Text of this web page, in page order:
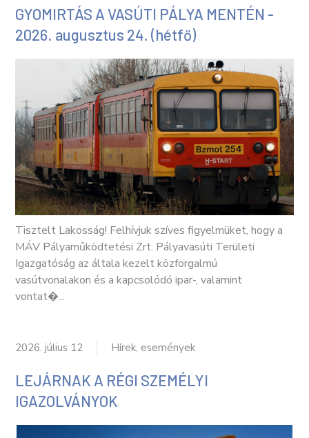
GYOMIRTÁS A VASÚTI PÁLYA MENTÉN -
2026. augusztus 24. (hétfő)
Tisztelt Lakosság! Felhívjuk szíves figyelmüket, hogy a
MÁV Pályaműködtetési Zrt. Pályavasúti Területi
Igazgatóság az általa kezelt közforgalmú
vasútvonalakon és a kapcsolódó ipar-, valamint
vontat�...
2026. július 12 Hírek, események
LEJÁRNAK A RÉGI SZEMÉLYI
IGAZOLVÁNYOK